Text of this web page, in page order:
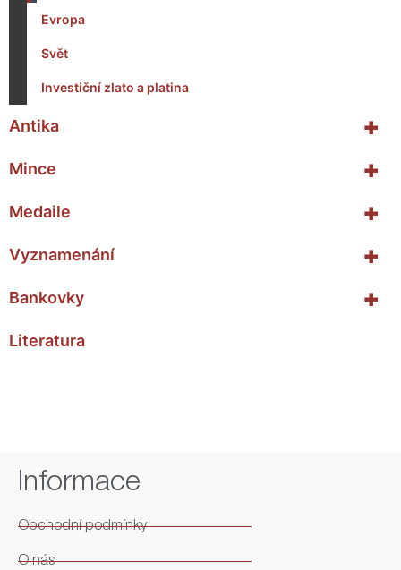
Evropa
Svět
Investiční zlato a platina
+
Antika
+
Mince
+
Medaile
+
Vyznamenání
+
Bankovky
Literatura
Informace
Obchodní podmínky
O nás